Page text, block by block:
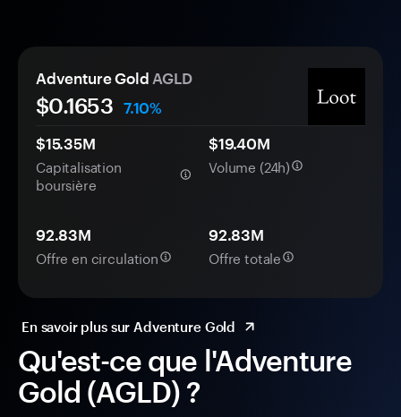
Qu'est-ce que l'Adventure
Gold (AGLD) ?
Adventure Gold AGLD
$0.1653
7.10%
$15.35M
Capitalisation
boursière
$19.40M
Volume (24h)
92.83M
Offre en circulation
92.83M
Offre totale
En savoir plus sur Adventure Gold